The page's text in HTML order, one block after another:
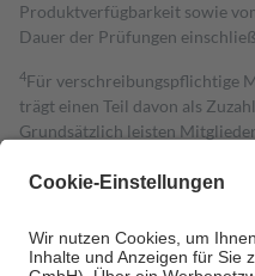
Produktverfügbarkeit sowie
Dauer der Prüfungen
4Für verschreibungspflichtige
trägt einen Teil davon als
Grundsätzlich leisten
Diese Regeln gelten
Um das Engagement der
• Kindern und Jugendlichen